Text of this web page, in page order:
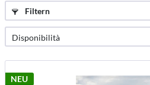
Filtern
NEU